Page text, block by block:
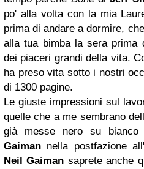
po' alla volta con la mia
prima di andare a dormire,
alla tua bimba la sera prima
dei piaceri grandi della vita.
ha preso vita sotto i nostri
di 1300 pagine.
Le giuste impressioni sul
quelle che a me sembrano
già messe nero su bianco
Gaiman nella postfazione
Neil Gaiman saprete anche